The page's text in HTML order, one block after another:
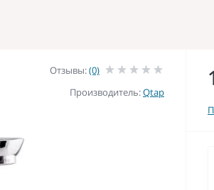
Отзывы:(0)
Производитель:Qtap